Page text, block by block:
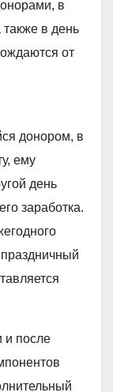
в
в день
от
донором, в
ему
день
заработка.
и после